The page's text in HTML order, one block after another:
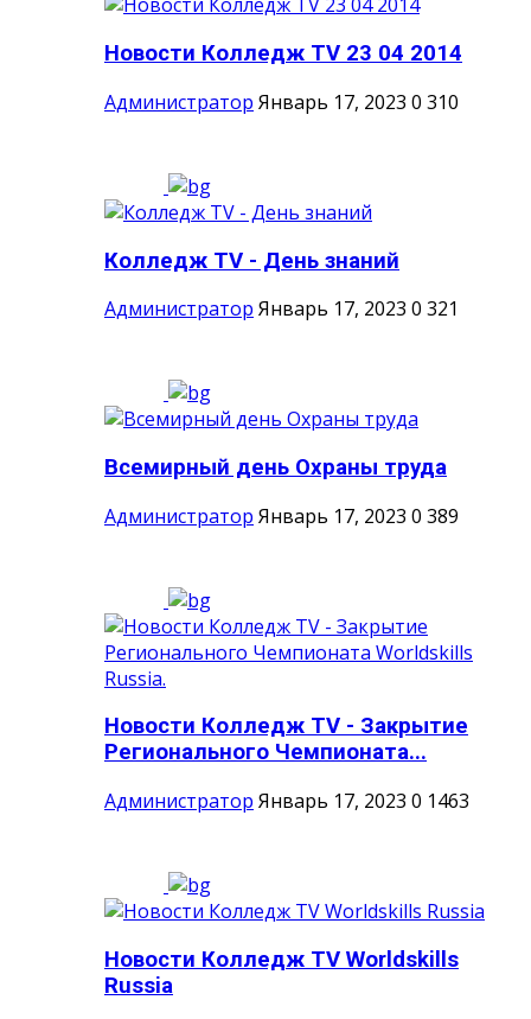
Новости Колледж TV 23 04 2014
Администратор Январь 17, 2023 0 310
Колледж TV - День знаний
Администратор Январь 17, 2023 0 321
Всемирный день Охраны труда
Администратор Январь 17, 2023 0 389
Новости Колледж TV - Закрытие
Регионального Чемпионата...
Администратор Январь 17, 2023 0 1463
Новости Колледж TV Worldskills
Russia